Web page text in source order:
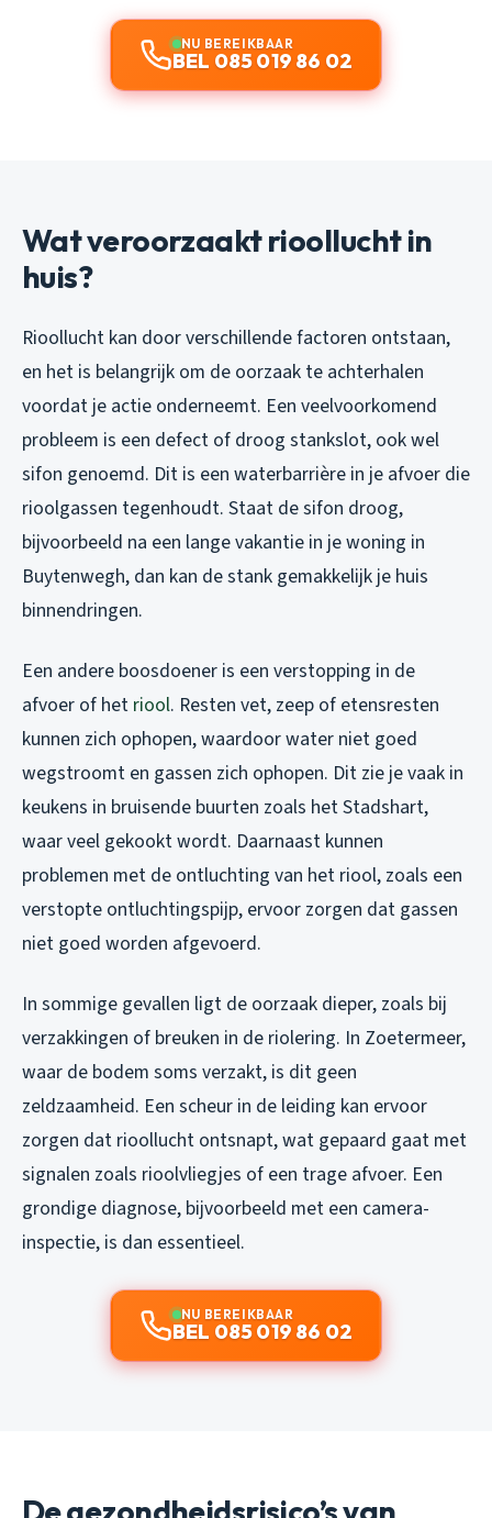
NU BEREIKBAAR
BEL 085 019 86 02
Wat veroorzaakt rioollucht in
huis?
Rioollucht kan door verschillende factoren ontstaan,
en het is belangrijk om de oorzaak te achterhalen
voordat je actie onderneemt. Een veelvoorkomend
probleem is een defect of droog stankslot, ook wel
sifon genoemd. Dit is een waterbarrière in je afvoer die
rioolgassen tegenhoudt. Staat de sifon droog,
bijvoorbeeld na een lange vakantie in je woning in
Buytenwegh, dan kan de stank gemakkelijk je huis
binnendringen.
Een andere boosdoener is een verstopping in de
afvoer of het riool. Resten vet, zeep of etensresten
kunnen zich ophopen, waardoor water niet goed
wegstroomt en gassen zich ophopen. Dit zie je vaak in
keukens in bruisende buurten zoals het Stadshart,
waar veel gekookt wordt. Daarnaast kunnen
problemen met de ontluchting van het riool, zoals een
verstopte ontluchtingspijp, ervoor zorgen dat gassen
niet goed worden afgevoerd.
In sommige gevallen ligt de oorzaak dieper, zoals bij
verzakkingen of breuken in de riolering. In Zoetermeer,
waar de bodem soms verzakt, is dit geen
zeldzaamheid. Een scheur in de leiding kan ervoor
zorgen dat rioollucht ontsnapt, wat gepaard gaat met
signalen zoals rioolvliegjes of een trage afvoer. Een
grondige diagnose, bijvoorbeeld met een camera-
inspectie, is dan essentieel.
NU BEREIKBAAR
BEL 085 019 86 02